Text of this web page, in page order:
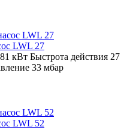
LWL 27
кВт Быстрота действия 27
33 мбар
LWL 52